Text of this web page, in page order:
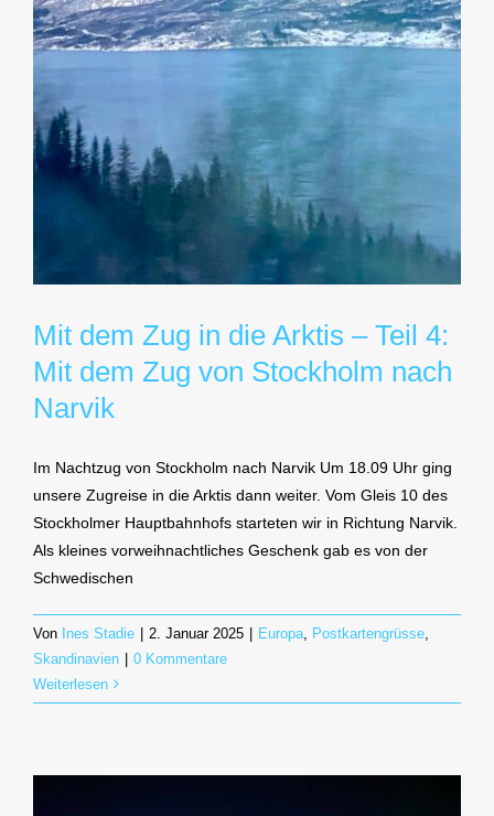
Mit dem Zug in die Arktis – Teil 4:
Mit dem Zug von Stockholm nach
Narvik
Im Nachtzug von Stockholm nach Narvik Um 18.09 Uhr ging
unsere Zugreise in die Arktis dann weiter. Vom Gleis 10 des
Stockholmer Hauptbahnhofs starteten wir in Richtung Narvik.
Als kleines vorweihnachtliches Geschenk gab es von der
Schwedischen
Von Ines Stadie | 2. Januar 2025 | Europa Postkartengrüsse
Skandinavien | 0 Kommentare
Weiterlesen